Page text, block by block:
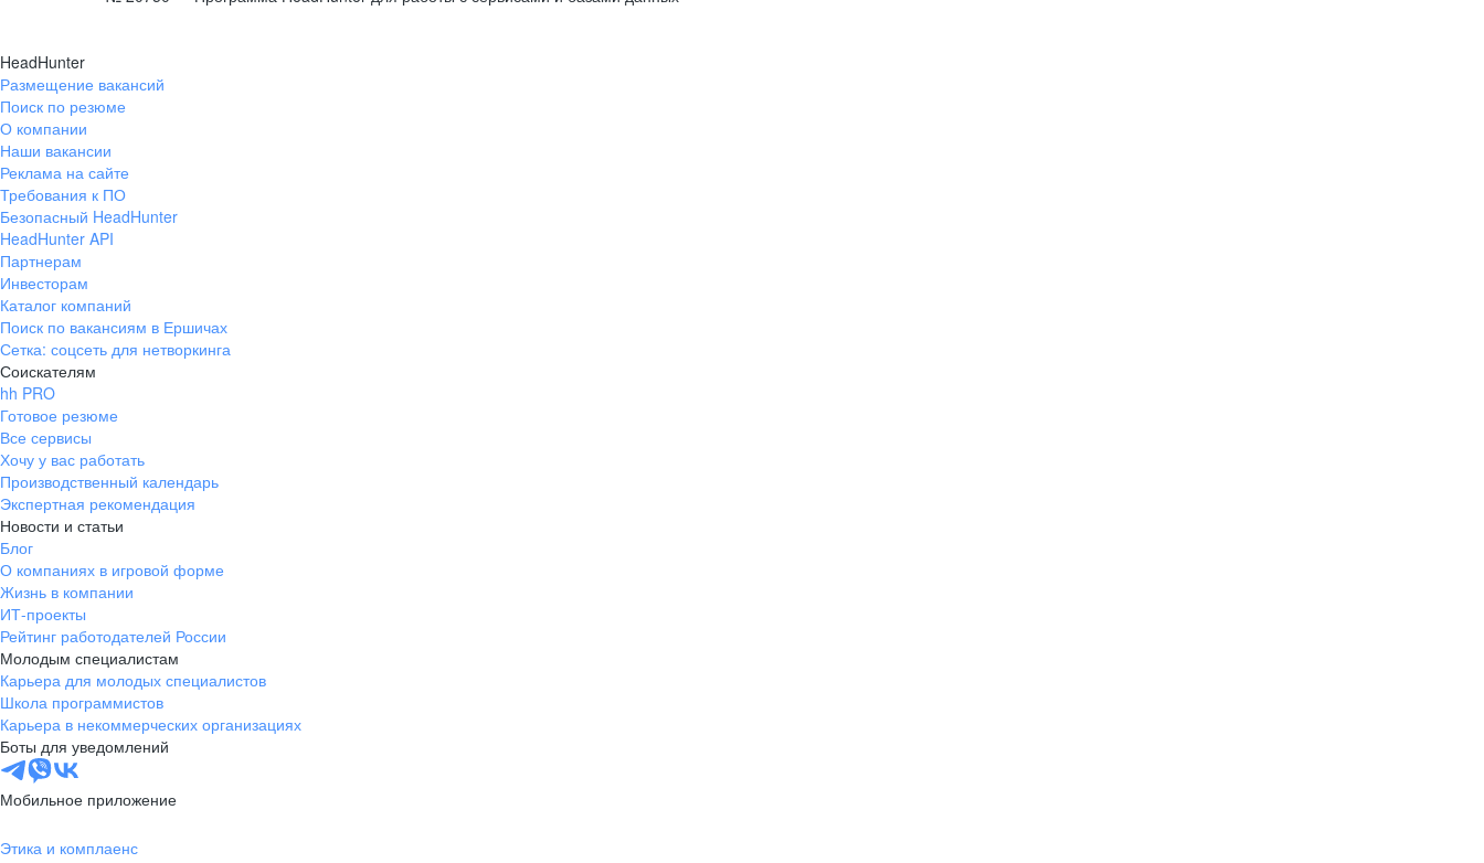
HeadHunter
Размещение вакансий
Поиск по резюме
О компании
Наши вакансии
Реклама на сайте
Требования к ПО
Безопасный HeadHunter
HeadHunter API
Партнерам
Инвесторам
Каталог компаний
Поиск по вакансиям в Ершичах
Сетка: соцсеть для нетворкинга
Соискателям
hh PRO
Готовое резюме
Все сервисы
Хочу у вас работать
Производственный календарь
Экспертная рекомендация
Новости и статьи
Блог
О компаниях в игровой форме
Жизнь в компании
ИТ-проекты
Рейтинг работодателей России
Молодым специалистам
Карьера для молодых специалистов
Школа программистов
Карьера в некоммерческих организациях
Боты для уведомлений
Мобильное приложение
Этика и комплаенс